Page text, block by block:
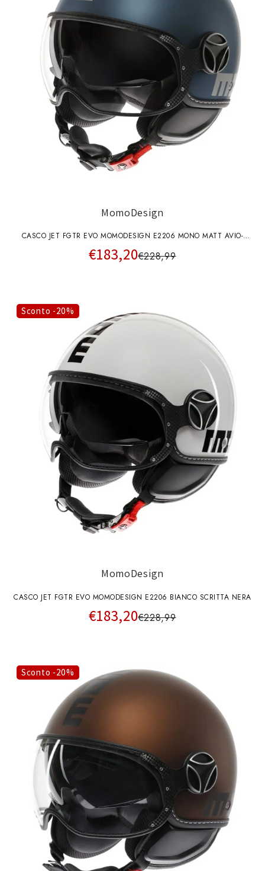
MomoDesign
CASCO JET FGTR EVO MOMODESIGN E2206 MONO MATT AVIO-
SILVER
€183,20€228,99
Sconto -20%
MomoDesign
CASCO JET FGTR EVO MOMODESIGN E2206 BIANCO SCRITTA NERA
€183,20€228,99
Sconto -20%